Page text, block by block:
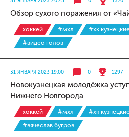
Обзор сухого поражения от
хоккей #мхл #хк
#видео голов
31 ЯНВАРЯ 2023 19:00 0 1297
Новокузнецкая молодёжка
Нижнего Новгорода
хоккей #мхл #хк
#вячеслав бугров